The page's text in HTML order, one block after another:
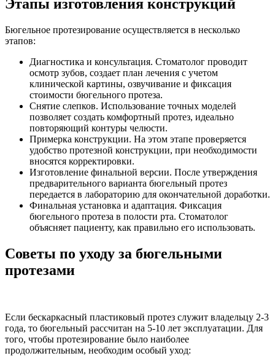
Этапы изготовления конструкций
Бюгельное протезирование осуществляется в несколько
этапов:
Диагностика и консультация. Стоматолог проводит
осмотр зубов, создает план лечения с учетом
клинической картины, озвучивание и фиксация
стоимости бюгельного протеза.
Снятие слепков. Использование точных моделей
позволяет создать комфортный протез, идеально
повторяющий контуры челюсти.
Примерка конструкции. На этом этапе проверяется
удобство протезной конструкции, при необходимости
вносятся корректировки.
Изготовление финальной версии. После утверждения
предварительного варианта бюгельный протез
передается в лабораторию для окончательной доработки.
Финальная установка и адаптация. Фиксация
бюгельного протеза в полости рта. Стоматолог
объясняет пациенту, как правильно его использовать.
Советы по уходу за бюгельными
протезами
Если бескаркасный пластиковый протез служит владельцу 2-3
года, то бюгельный рассчитан на 5-10 лет эксплуатации. Для
того, чтобы протезирование было наиболее
продолжительным, необходим особый уход: